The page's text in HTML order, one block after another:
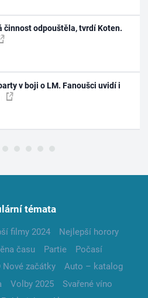
činnost odpouštěla, tvrdí Koten.
v boji o LM. Fanoušci uvidí i
témata
filmy 2024
Nejlepší horory
času Partie
Počasí
Nové začátky
Auto – katalog
Volby 2025
Svařené víno